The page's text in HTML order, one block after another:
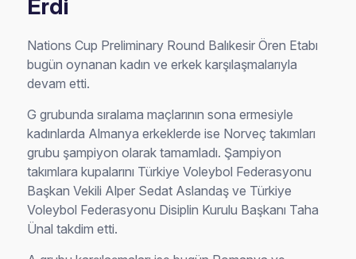
Erdi
Nations Cup Preliminary Round Balıkesir Ören Etabı
bugün oynanan kadın ve erkek karşılaşmalarıyla
devam etti.
G grubunda sıralama maçlarının sona ermesiyle
kadınlarda Almanya erkeklerde ise Norveç takımları
grubu şampiyon olarak tamamladı. Şampiyon
takımlara kupalarını Türkiye Voleybol Federasyonu
Başkan Vekili Alper Sedat Aslandaş ve Türkiye
Voleybol Federasyonu Disiplin Kurulu Başkanı Taha
Ünal takdim etti.